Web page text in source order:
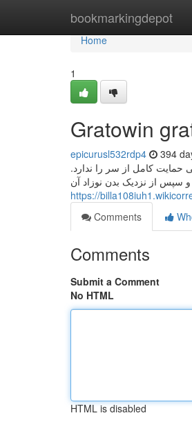
bookmarkingdepot
Home
Home
1
Gratowin
epicurusl532rdp4 394
حمایت کامل از سر را ندارد.
و سپس از نزدیک بدن نوزاد آن
https://
Comments
Comments
Submit a Comment
No HTML
HTML is disabled